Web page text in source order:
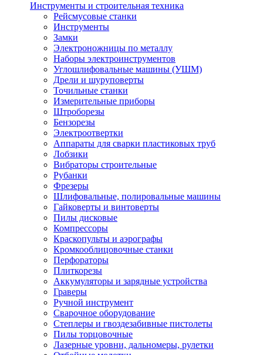
Инструменты и строительная техника
Рейсмусовые станки
Инструменты
Замки
Электроножницы по металлу
Наборы электроинструментов
Углошлифовальные машины (УШМ)
Дрели и шуруповерты
Точильные станки
Измерительные приборы
Штроборезы
Бензорезы
Электроотвертки
Аппараты для сварки пластиковых труб
Лобзики
Вибраторы строительные
Рубанки
Фрезеры
Шлифовальные, полировальные машины
Гайковерты и винтоверты
Пилы дисковые
Компрессоры
Краскопульты и аэрографы
Кромкооблицовочные станки
Перфораторы
Плиткорезы
Аккумуляторы и зарядные устройства
Граверы
Ручной инструмент
Сварочное оборудование
Степлеры и гвоздезабивные пистолеты
Пилы торцовочные
Лазерные уровни, дальномеры, рулетки